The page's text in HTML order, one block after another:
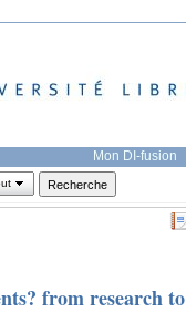
Mon DI-fusion
from research to